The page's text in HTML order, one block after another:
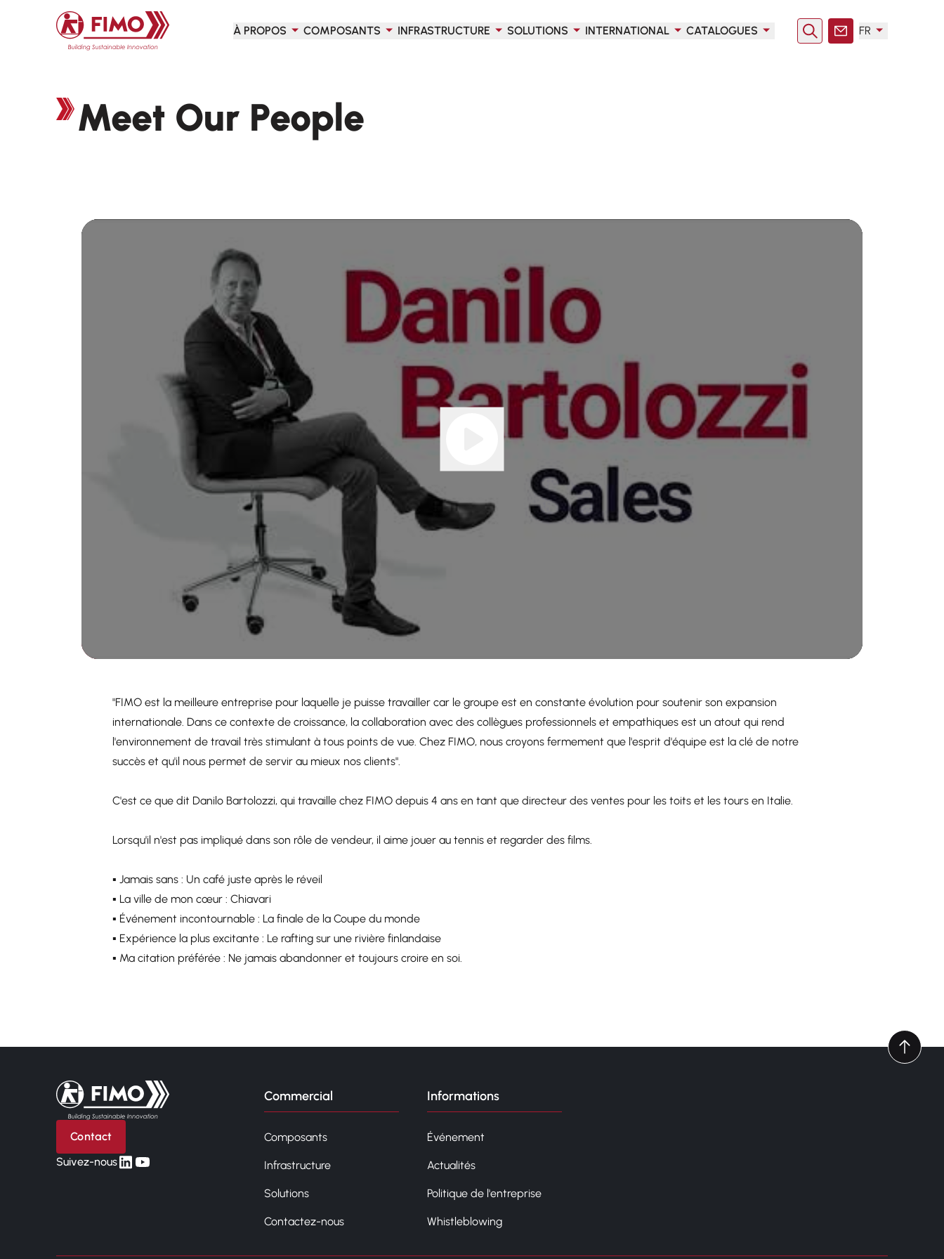
Retour à l'accueil
À PROPOS
COMPOSANTS INFRASTRUCTURE SOLUTIONS INTERNATIONAL CATALOGUES Rechercher
Contact
FR
Meet Our People
"FIMO est la meilleure entreprise pour laquelle je puisse travailler car le groupe est en constante évolution pour soutenir son expansion
internationale. Dans ce contexte de croissance, la collaboration avec des collègues professionnels et empathiques est un atout qui rend
l'environnement de travail très stimulant à tous points de vue. Chez FIMO, nous croyons fermement que l'esprit d'équipe est la clé de notre
succès et qu'il nous permet de servir au mieux nos clients".
C'est ce que dit Danilo Bartolozzi, qui travaille chez FIMO depuis 4 ans en tant que directeur des ventes pour les toits et les tours en Italie.
Lorsqu'il n'est pas impliqué dans son rôle de vendeur, il aime jouer au tennis et regarder des films.
▪️ Jamais sans : Un café juste après le réveil
▪️ La ville de mon cœur : Chiavari
▪️ Événement incontournable : La finale de la Coupe du monde
▪️ Expérience la plus excitante : Le rafting sur une rivière finlandaise
▪️ Ma citation préférée : Ne jamais abandonner et toujours croire en soi.
Retour à l'accueil
Contact
Suivez-nouslinkedin
yt
Commercial
Composants
Infrastructure
Solutions
Contactez-nous
Informations
Événement
Actualités
Politique de l'entreprise
Whistleblowing